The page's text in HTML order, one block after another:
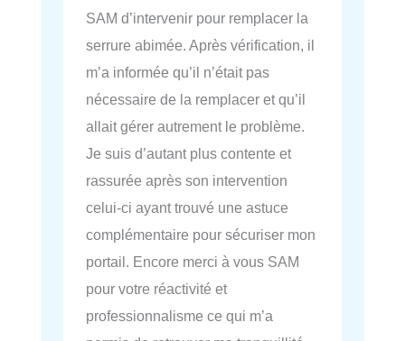
SAM d’intervenir pour remplacer la
serrure abimée. Après vérification, il
m’a informée qu’il n’était pas
nécessaire de la remplacer et qu’il
allait gérer autrement le problème.
Je suis d’autant plus contente et
rassurée après son intervention
celui-ci ayant trouvé une astuce
complémentaire pour sécuriser mon
portail. Encore merci à vous SAM
pour votre réactivité et
professionnalisme ce qui m’a